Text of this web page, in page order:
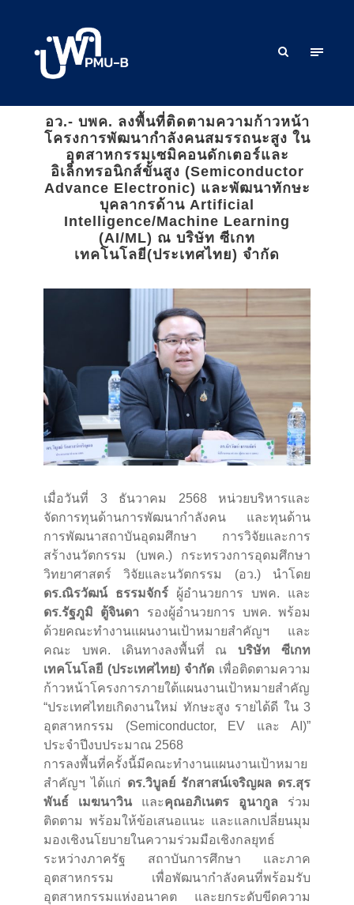
อว.- บพค. ลงพื้นที่ติดตามความก้าวหน้า
โครงการพัฒนากำลังคนสมรรถนะสูง ใน
อุตสาหกรรมเซมิคอนดักเตอร์และ
อิเล็กทรอนิกส์ขั้นสูง (Semiconductor
Advance Electronic) และพัฒนาทักษะ
บุคลากรด้าน Artificial
Intelligence/Machine Learning
(AI/ML) ณ บริษัท ซีเกท
เทคโนโลยี(ประเทศไทย) จำกัด
เมื่อวันที่ 3 ธันวาคม 2568 หน่วยบริหารและ
จัดการทุนด้านการพัฒนากำลังคน และทุนด้าน
การพัฒนาสถาบันอุดมศึกษา การวิจัยและการ
สร้างนวัตกรรม (บพค.) กระทรวงการอุดมศึกษา
วิทยาศาสตร์ วิจัยและนวัตกรรม (อว.) นำโดย
ดร.ณิรวัฒน์ ธรรมจักร์ ผู้อำนวยการ บพค. และ
ดร.รัฐภูมิ ตู้จินดา รองผู้อำนวยการ บพค. พร้อม
ด้วยคณะทำงานแผนงานเป้าหมายสำคัญฯ และ
คณะ บพค. เดินทางลงพื้นที่ ณบริษัท ซีเกท
เทคโนโลยี (ประเทศไทย) จำกัด เพื่อติดตามความ
ก้าวหน้าโครงการภายใต้แผนงานเป้าหมายสำคัญ
“ประเทศไทยเกิดงานใหม่ ทักษะสูง รายได้ดี ใน 3
อุตสาหกรรม (Semiconductor, EV และ AI)”
ประจำปีงบประมาณ 2568
การลงพื้นที่ครั้งนี้มีคณะทำงานแผนงานเป้าหมาย
สำคัญฯ ได้แก่ ดร.วิบูลย์ รักสาสน์เจริญผล ดร.สุร
พันธ์ เมฆนาวิน และคุณอภิเนตร อูนากูล ร่วม
ติดตาม พร้อมให้ข้อเสนอแนะ และแลกเปลี่ยนมุม
มองเชิงนโยบายในความร่วมมือเชิงกลยุทธ์
ระหว่างภาครัฐ สถาบันการศึกษา และภาค
อุตสาหกรรม เพื่อพัฒนากำลังคนที่พร้อมรับ
อุตสาหกรรมแห่งอนาคต และยกระดับขีดความ